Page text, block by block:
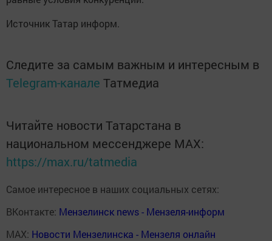
Источник Татар информ.
Следите за самым важным и интересным в
Telegram-канале Татмедиа
Читайте новости Татарстана в
национальном мессенджере MАХ:
https://max.ru/tatmedia
Самое интересное в наших социальных сетях:
ВКонтакте: Мензелинск news - Мензеля-информ
MAX: Новости Мензелинска - Мензеля онлайн